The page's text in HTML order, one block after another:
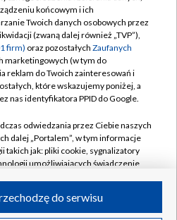
TVP
prywatności
zgody
Pomoc
Kontakt
Kanały
końcowym i ich
Twoich danych osobowych przez
(zwaną dalej również „TVP”),
firm) oraz pozostałych Zaufanych
marketingowych (w tym do
reklam do Twoich zainteresowań i
które wskazujemy poniżej, a
nas identyfikatora PPID do Google.
odwiedzania przez Ciebie naszych
dalej „Portalem”, w tym informacje
takich jak: pliki cookie, sygnalizatory
umożliwiających świadczenie
do serwisu